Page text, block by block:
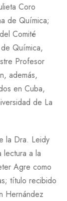
Coro
de Química;
Comité
Química,
Profesor
además,
en Cuba,
de La
la Dra. Leidy
a la
Agre como
título recibido
Hernández